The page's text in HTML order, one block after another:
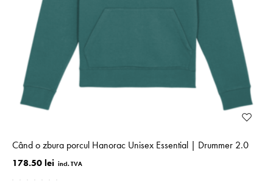
Când o zbura porcul Hanorac Unisex Essential | Drummer 2.0
178.50 lei